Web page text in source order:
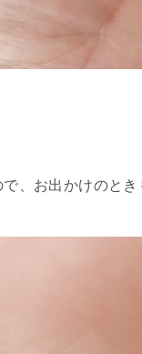
、お出かけのとき